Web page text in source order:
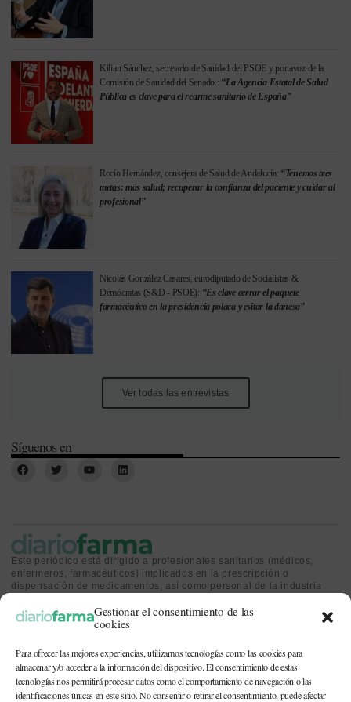
Gestionar el consentimiento de las
cookies
Para ofrecer las mejores experiencias, utilizamos tecnologías como las cookies para
almacenar y/o acceder a la información del dispositivo. El consentimiento de estas
tecnologías nos permitirá procesar datos como el comportamiento de navegación o las
identificaciones únicas en este sitio. No consentir o retirar el consentimiento, puede afectar
Kilian Sánchez, secretario de Sanidad del PSOE y portavoz de la
Comisión de Sanidad del Senado.: “La Agencia Estatal de Salud
Pública es clave para el rearme sanitario de España”
Rocío Hernández, consejera de Salud de Andalucía: “Tenemos tres
metas: más salud; recuperar la confianza del paciente y cuidar al
profesional”
Nicolás González Casares, eurodiputado de Socialistas &
Demócratas (S&D - PSOE): “Es clave cerrar el paquete
farmacéutico en la presidencia polaca y evitar la danesa”
Ver todas las entrevistas
Síguenos en
Este periódico está dirigido a profesionales sanitarios (médicos,
enfermeros, farmacéuticos) implicados en la prescripción o
dispensación de medicamentos, así como personal de la industria
sanitaria.
CONTACTO Y QUIÉNES SOMOS|POLÍTICA DE COOKIES|POLÍTICA DE